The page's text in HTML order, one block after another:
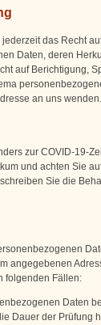
das Recht
Daten, deren
auf Berichtigung,
an uns wenden.
zur COVID-19-
und achten Sie
Sie die
angegebenen
folgenden Fällen:
Daten
Dauer der Prüfung